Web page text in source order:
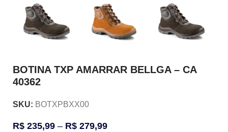
BOTINA TXP AMARRAR BELLGA – CA
40362
SKU: BOTXPBXX00
R$ 235,99 – R$ 279,99